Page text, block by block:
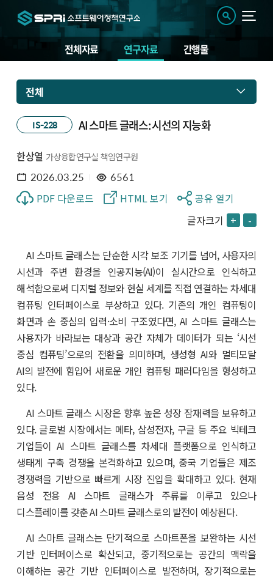
전체자료 연구자료 간행물
전체
IS-228 AI 스마트 글래스: 시선의 지능화
한상열 가상융합연구실 책임연구원
2026.03.25 6561
PDF 다운로드 HTML 보기
공유 열기
글자크기 + -
AI 스마트 글래스는 단순한 시각 보조 기기를 넘어, 사용자의
시선과 주변 환경을 인공지능(AI)이 실시간으로 인식하고
해석함으로써 디지털 정보와 현실 세계를 직접 연결하는 차세대
컴퓨팅 인터페이스로 부상하고 있다. 기존의 개인 컴퓨팅이
화면과 손 중심의 입력·소비 구조였다면, AI 스마트 글래스는
사용자가 바라보는 대상과 공간 자체가 데이터가 되는 ‘시선
중심 컴퓨팅’으로의 전환을 의미하며, 생성형 AI와 멀티모달
AI의 발전에 힘입어 새로운 개인 컴퓨팅 패러다임을 형성하고
있다.
AI 스마트 글래스 시장은 향후 높은 성장 잠재력을 보유하고
있다. 글로벌 시장에서는 메타, 삼성전자, 구글 등 주요 빅테크
기업들이 AI 스마트 글래스를 차세대 플랫폼으로 인식하고
생태계 구축 경쟁을 본격화하고 있으며, 중국 기업들은 제조
경쟁력을 기반으로 빠르게 시장 진입을 확대하고 있다. 현재
음성 전용 AI 스마트 글래스가 주류를 이루고 있으나
디스플레이를 갖춘 AI 스마트 글래스로의 발전이 예상된다.
AI 스마트 글래스는 단기적으로 스마트폰을 보완하는 시선
기반 인터페이스로 확산되고, 중기적으로는 공간의 맥락을
이해하는 공간 기반 인터페이스로 발전하며, 장기적으로는